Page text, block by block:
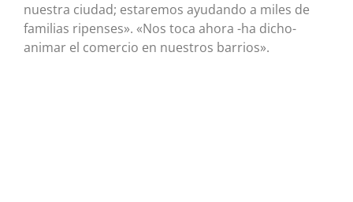
nuestra ciudad; estaremos ayudando a miles de
familias ripenses». «Nos toca ahora -ha dicho-
animar el comercio en nuestros barrios».